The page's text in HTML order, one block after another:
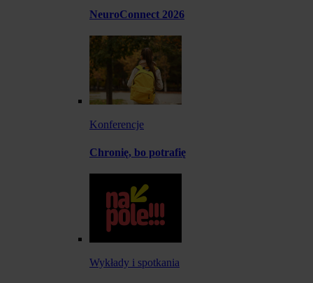
NeuroConnect 2026
Konferencje
Chronię, bo potrafię
Wykłady i spotkania